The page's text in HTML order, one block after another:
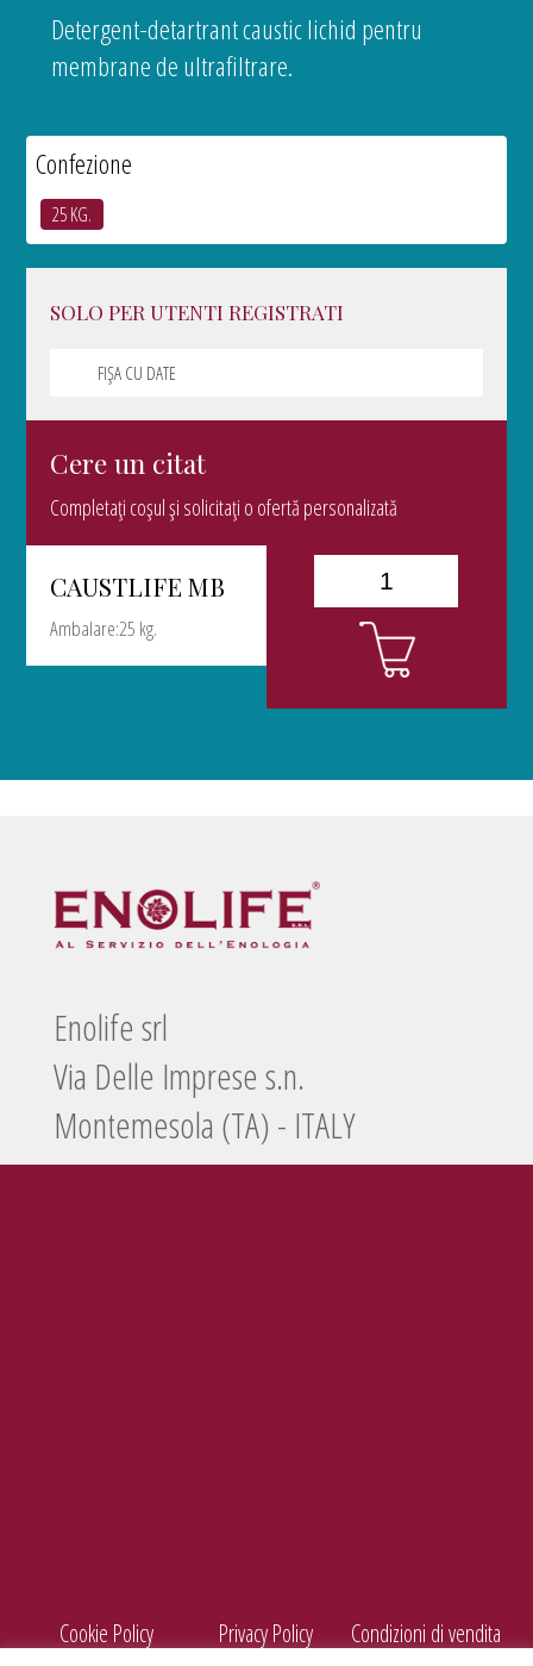
Detergent-detartrant caustic lichid pentru
membrane de ultrafiltrare.
Confezione
25 KG.
SOLO PER UTENTI REGISTRATI
FIȘA CU DATE
Cere un citat
Completați coșul și solicitați o ofertă personalizată
CAUSTLIFE MB
Ambalare:25 kg.
Cookie Policy Privacy Policy Condizioni di vendita
Enolife srl
Via Delle Imprese s.n.
Montemesola (TA) - ITALY